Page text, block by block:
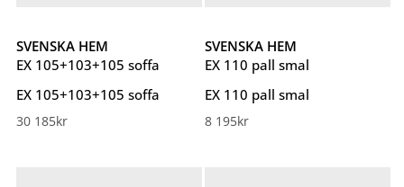
SVENSKA HEM
EX 105+103+105 soffa
EX 105+103+105 soffa
30 185kr
SVENSKA HEM
EX 110 pall smal
EX 110 pall smal
8 195kr